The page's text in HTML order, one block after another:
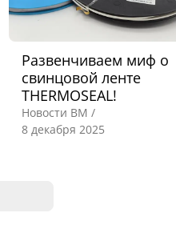
Развенчиваем миф о
свинцовой ленте
THERMOSEAL!
Новости ВМ /
8 декабря 2025